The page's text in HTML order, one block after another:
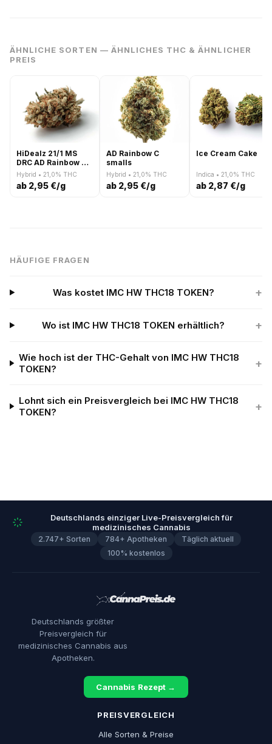
ÄHNLICHE SORTEN — ÄHNLICHES THC & ÄHNLICHER
PREIS
HiDealz 21/1 MS
DRC AD Rainbow C
smalls
Hybrid • 21,0% THC
ab 2,95 €/g
AD Rainbow C
smalls
Hybrid • 21,0% THC
ab 2,95 €/g
Ice Cream Cake
Indica • 21,0% THC
ab 2,87 €/g
HÄUFIGE FRAGEN
Was kostet IMC HW THC18 TOKEN? +
Wo ist IMC HW THC18 TOKEN erhältlich? +
Wie hoch ist der THC-Gehalt von IMC HW THC18
TOKEN?
+
Lohnt sich ein Preisvergleich bei IMC HW THC18
TOKEN?
+
Deutschlands einziger Live-Preisvergleich für
medizinisches Cannabis
2.747+ Sorten 784+ Apotheken
Täglich aktuell
100% kostenlos
Deutschlands größter
Preisvergleich für
medizinisches Cannabis aus
Apotheken.
Cannabis Rezept →
PREISVERGLEICH
Alle Sorten & Preise